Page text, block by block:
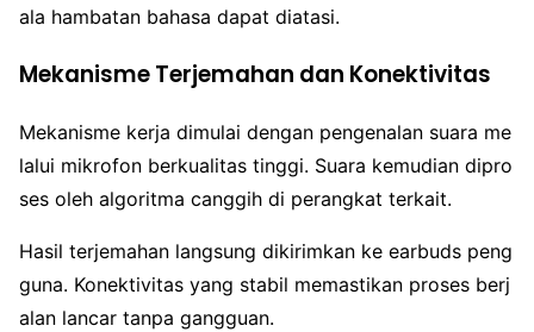
ala hambatan bahasa dapat diatasi.
Mekanisme Terjemahan dan Konektivitas
Mekanisme kerja dimulai dengan pengenalan suara me
lalui mikrofon berkualitas tinggi. Suara kemudian dipro
ses oleh algoritma canggih di perangkat terkait.
Hasil terjemahan langsung dikirimkan ke earbuds peng
guna. Konektivitas yang stabil memastikan proses berj
alan lancar tanpa gangguan.